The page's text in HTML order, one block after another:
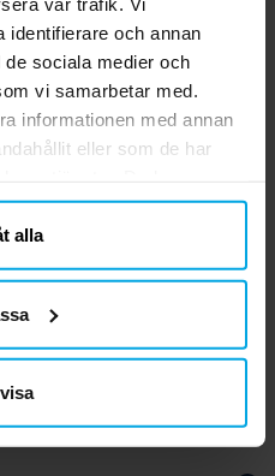
identifierare och annan
sociala medier och
vi samarbetar med.
informationen med annan
eller som de har
alla
KÖP